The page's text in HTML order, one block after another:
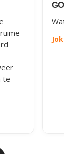
te
Wat
Joke